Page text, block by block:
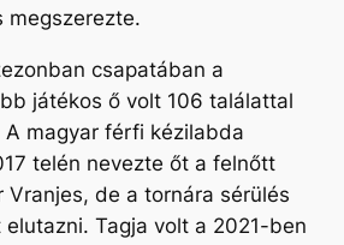
megszerezte.
csapatában a
játékos ő volt 106 találattal
magyar férfi kézilabda
telén nevezte őt a felnőtt
Vranjes, de a tornára sérülés
Tagja volt a 2021-ben